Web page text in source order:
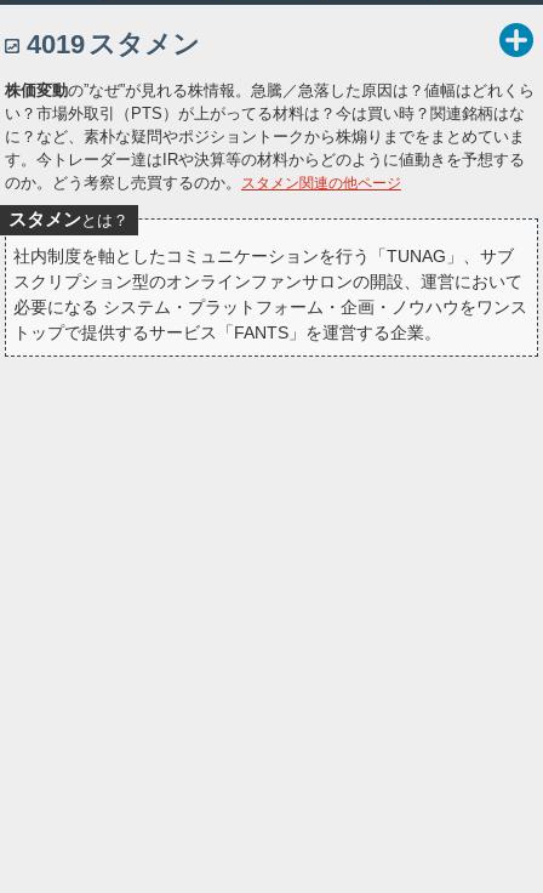
イ
ー
ト
ア
ク
マ
ー
ク
Pocket
4019スタメン
株価変動の”なぜ”が見れる株情報。急騰／急落した原因は？値幅はどれくら
い？市場外取引（PTS）が上がってる材料は？今は買い時？関連銘柄はな
に？など、素朴な疑問やポジショントークから株煽りまでをまとめていま
す。今トレーダー達はIRや決算等の材料からどのように値動きを予想する
のか。どう考察し売買するのか。
スタメン関連の他ページ
スタメンとは？
社内制度を軸としたコミュニケーションを行う「TUNAG」、サブ
スクリプション型のオンラインファンサロンの開設、運営において
必要になる システム・プラットフォーム・企画・ノウハウをワンス
トップで提供するサービス「FANTS」を運営する企業。